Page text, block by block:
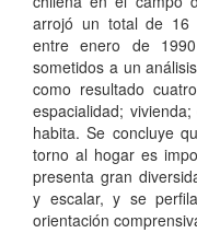
arrojó un total de 16
entre enero de
sometidos a un
como resultado
espacialidad;
habita. Se concluye
torno al hogar es
presenta gran
y escalar, y se
orientación